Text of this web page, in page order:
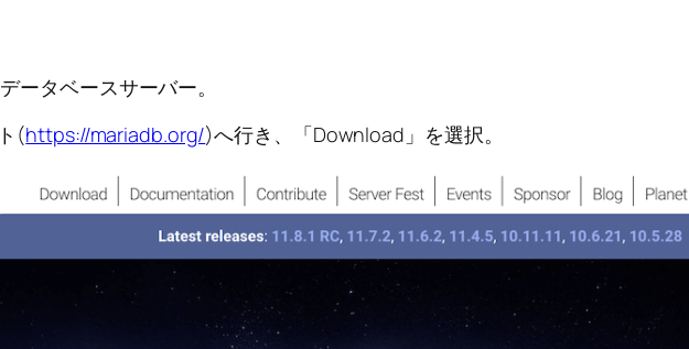
ータベースサーバー。
(https://mariadb.org/)へ行き、「Download」を選択。